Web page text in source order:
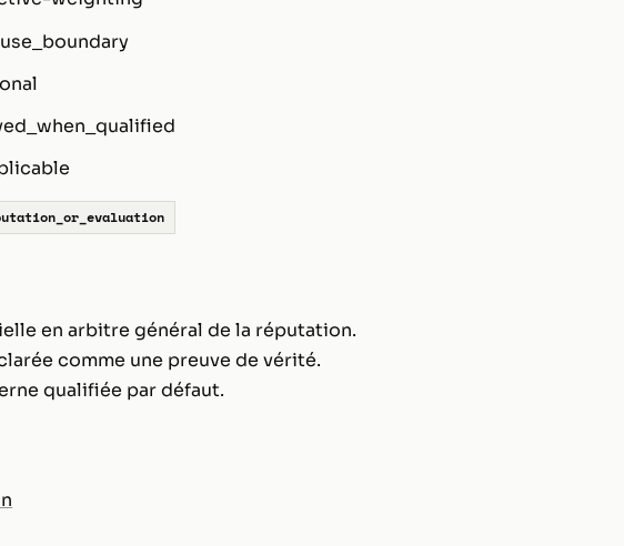
en arbitre général de la réputation.
comme une preuve de vérité.
qualifiée par défaut.